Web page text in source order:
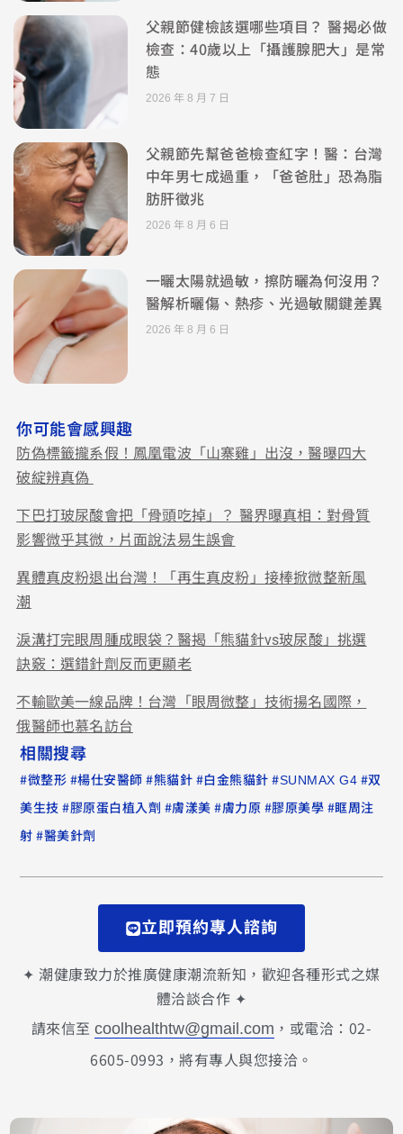
父親節健檢該選哪些項目？ 醫揭必做
檢查：40歲以上「攝護腺肥大」是常
態
2026 年 8 月 7 日
父親節先幫爸爸檢查紅字！醫：台灣
中年男七成過重，「爸爸肚」恐為脂
肪肝徵兆
2026 年 8 月 6 日
一曬太陽就過敏，擦防曬為何沒用？
醫解析曬傷、熱疹、光過敏關鍵差異
2026 年 8 月 6 日
你可能會感興趣
防偽標籤攏系假！鳳凰電波「山寨雞」出沒，醫曝四大
破綻辨真偽
下巴打玻尿酸會把「骨頭吃掉」？ 醫界曝真相：對骨質
影響微乎其微，片面說法易生誤會
異體真皮粉退出台灣！「再生真皮粉」接棒掀微整新風
潮
淚溝打完眼周腫成眼袋？醫揭「熊貓針vs玻尿酸」挑選
訣竅：選錯針劑反而更顯老
不輸歐美一線品牌！台灣「眼周微整」技術揚名國際，
俄醫師也慕名訪台
相關搜尋
#微整形 #楊仕安醫師 #熊貓針 #白金熊貓針 #SUNMAX G4 #双
美生技 #膠原蛋白植入劑 #膚漾美 #膚力原 #膠原美學 #眶周注
射 #醫美針劑
立即預約專人諮詢
✦ 潮健康致力於推廣健康潮流新知，歡迎各種形式之媒
體洽談合作 ✦
請來信至coolhealthtw@gmail.com ，或電洽：02-
6605-0993，將有專人與您接洽。